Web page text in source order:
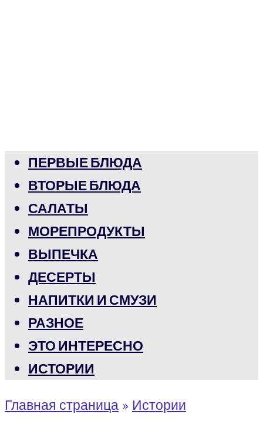
ПЕРВЫЕ БЛЮДА
ВТОРЫЕ БЛЮДА
САЛАТЫ
МОРЕПРОДУКТЫ
ВЫПЕЧКА
ДЕСЕРТЫ
НАПИТКИ И СМУЗИ
РАЗНОЕ
ЭТО ИНТЕРЕСНО
ИСТОРИИ
Главная страница » Истории